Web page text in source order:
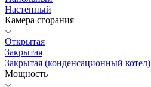
Настенный
Камера сгорания
Открытая
Закрытая
Закрытая (конденсационный котел)
Мощность